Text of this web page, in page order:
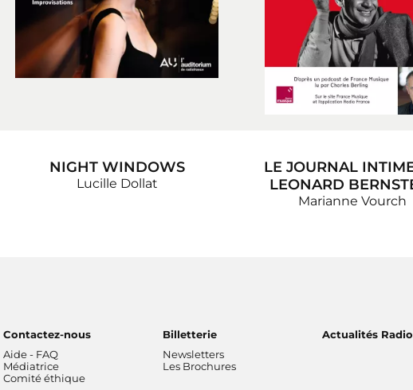
NIGHT WINDOWS
Lucille Dollat
LE JOURNAL
LEONARD
Marianne Vourch
Contactez-nous
Aide - FAQ
Médiatrice
Comité éthique
Billetterie
Newsletters
Les Brochures
Actualités